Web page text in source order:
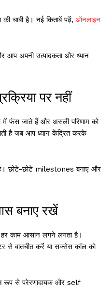
चाबी है। नई किताबें पढ़ें, ऑनलाइन
आप अपनी उत्पादकता और ध्यान
पर नहीं
में फंस जाते हैं और असली परिणाम को
है जब आप ध्यान केंद्रित करके
है। छोटे-छोटे milestones बनाएं और
बनाए रखें
हर काम आसान लगने लगता है।
से बातचीत करें या सक्सेस कॉल को
रूप से प्रेरणादायक और self